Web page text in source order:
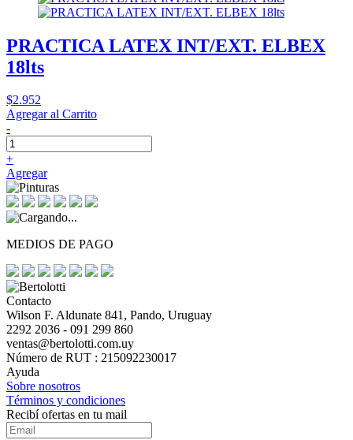
PRACTICA LATEX INT/EXT. ELBEX
18lts
$2.952
Agregar al Carrito
-
+
Agregar
MEDIOS DE PAGO
Contacto
Wilson F. Aldunate 841, Pando, Uruguay
2292 2036 - 091 299 860
ventas@bertolotti.com.uy
Número de RUT : 215092230017
Ayuda
Sobre nosotros
Términos y condiciones
Recibí ofertas en tu mail